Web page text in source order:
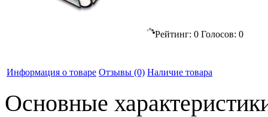
Рейтинг: 0 Голосов: 0
Информация о товаре Отзывы (0) Наличие товара
Основные